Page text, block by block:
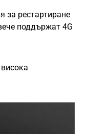
за рестартиране
поддържат 4G